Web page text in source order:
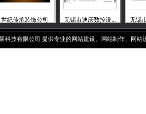
传承装饰公司 无锡市迪庆数控设... 无锡市和
科技有限公司 提供专业的网站建设、网站制作、网站